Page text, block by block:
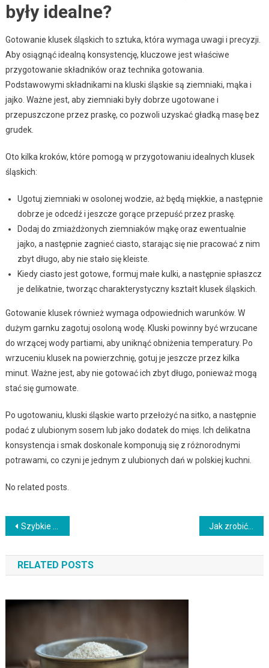
były idealne?
Gotowanie klusek śląskich to sztuka, która wymaga uwagi i precyzji.
Aby osiągnąć idealną konsystencję, kluczowe jest właściwe
przygotowanie składników oraz technika gotowania.
Podstawowymi składnikami na kluski śląskie są ziemniaki, mąka i
jajko. Ważne jest, aby ziemniaki były dobrze ugotowane i
przepuszczone przez praskę, co pozwoli uzyskać gładką masę bez
grudek.
Oto kilka kroków, które pomogą w przygotowaniu idealnych klusek
śląskich:
Ugotuj ziemniaki w osolonej wodzie, aż będą miękkie, a następnie
dobrze je odcedź i jeszcze gorące przepuść przez praskę.
Dodaj do zmiażdżonych ziemniaków mąkę oraz ewentualnie
jajko, a następnie zagnieć ciasto, starając się nie pracować z nim
zbyt długo, aby nie stało się kleiste.
Kiedy ciasto jest gotowe, formuj małe kulki, a następnie spłaszcz
je delikatnie, tworząc charakterystyczny kształt klusek śląskich.
Gotowanie klusek również wymaga odpowiednich warunków. W
dużym garnku zagotuj osoloną wodę. Kluski powinny być wrzucane
do wrzącej wody partiami, aby uniknąć obniżenia temperatury. Po
wrzuceniu klusek na powierzchnię, gotuj je jeszcze przez kilka
minut. Ważne jest, aby nie gotować ich zbyt długo, ponieważ mogą
stać się gumowate.
Po ugotowaniu, kluski śląskie warto przełożyć na sitko, a następnie
podać z ulubionym sosem lub jako dodatek do mięs. Ich delikatna
konsystencja i smak doskonale komponują się z różnorodnymi
potrawami, co czyni je jednym z ulubionych dań w polskiej kuchni.
No related posts.
Nawigacja
wpisu
Szybkie danie: kurczak w chrupiącej panierce z sałatką Jak zrobić najlepsze mrożone kluski śląskie
RELATED POSTS